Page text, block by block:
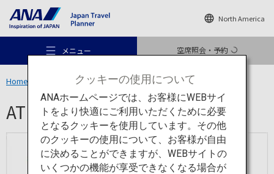
North America
メニュー 空席照会・予約
おすすめの旅
Home 旅のお役立ち情報 ATM
ATM
クッキーの使用について
ANAホームページでは、お客様にWEBサイ
トをより快適にご利用いただくために必要
となるクッキーを使用しています。その他
のクッキーの使用について、お客様が自由
に決めることができますが、WEBサイトの
いくつかの機能が享受できなくなる場合が